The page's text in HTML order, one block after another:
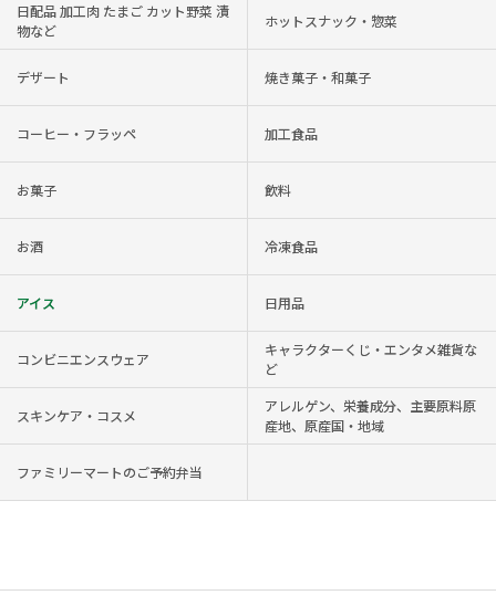
日配品 加工肉 たまご カット野菜 漬
物など
ホットスナック・惣菜
デザート 焼き菓子・和菓子
コーヒー・フラッペ 加工食品
お菓子 飲料
お酒 冷凍食品
アイス 日用品
コンビニエンスウェア
キャラクターくじ・エンタメ雑貨な
ど
スキンケア・コスメ
アレルゲン、栄養成分、主要原料原
産地、原産国・地域
ファミリーマートのご予約弁当